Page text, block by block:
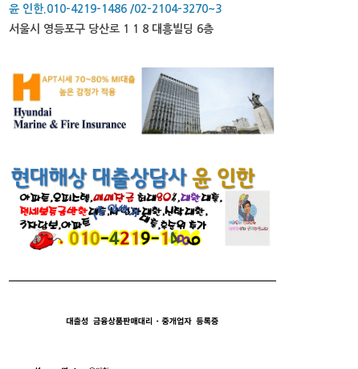
윤 인한.010-4219-1486 /02-2104-3270~3
서울시 영등포구 당산로 1 1 8 대흥빌딩 6층